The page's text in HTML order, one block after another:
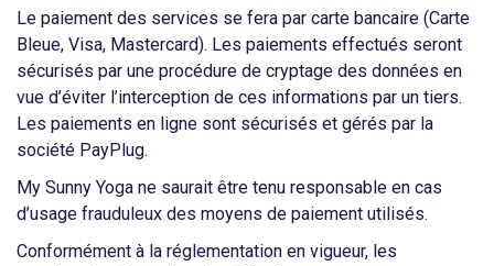
Le paiement des services se fera par carte bancaire (Carte
Bleue, Visa, Mastercard). Les paiements effectués seront
sécurisés par une procédure de cryptage des données en
vue d’éviter l’interception de ces informations par un tiers.
Les paiements en ligne sont sécurisés et gérés par la
société PayPlug.
My Sunny Yoga ne saurait être tenu responsable en cas
d’usage frauduleux des moyens de paiement utilisés.
Conformément à la réglementation en vigueur, les